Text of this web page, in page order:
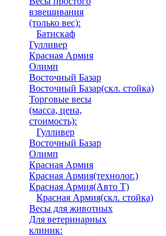
взвешивания
(только вес):
Батискаф
Гулливер
Красная Армия
Олимп
Восточный Базар
Восточный Базар(скл. стойка)
Торговые весы
(масса, цена,
стоимость):
Гулливер
Восточный Базар
Олимп
Красная Армия
Красная Армия(технолог.)
Красная Армия(Авто Т)
Красная Армия(скл. стойка)
Весы для животных
Для ветеринарных
клиник: